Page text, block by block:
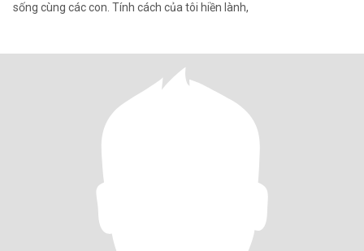
sống cùng các con. Tính cách của tôi hiền lành,